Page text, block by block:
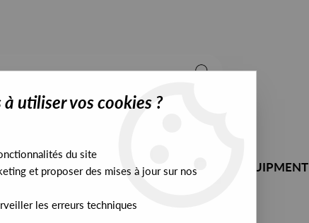
PRESALES EXCLUSIVES DJ EQUIPMENT
utiliser vos cookies ?
du site
et proposer des mises à jour sur nos
les erreurs techniques